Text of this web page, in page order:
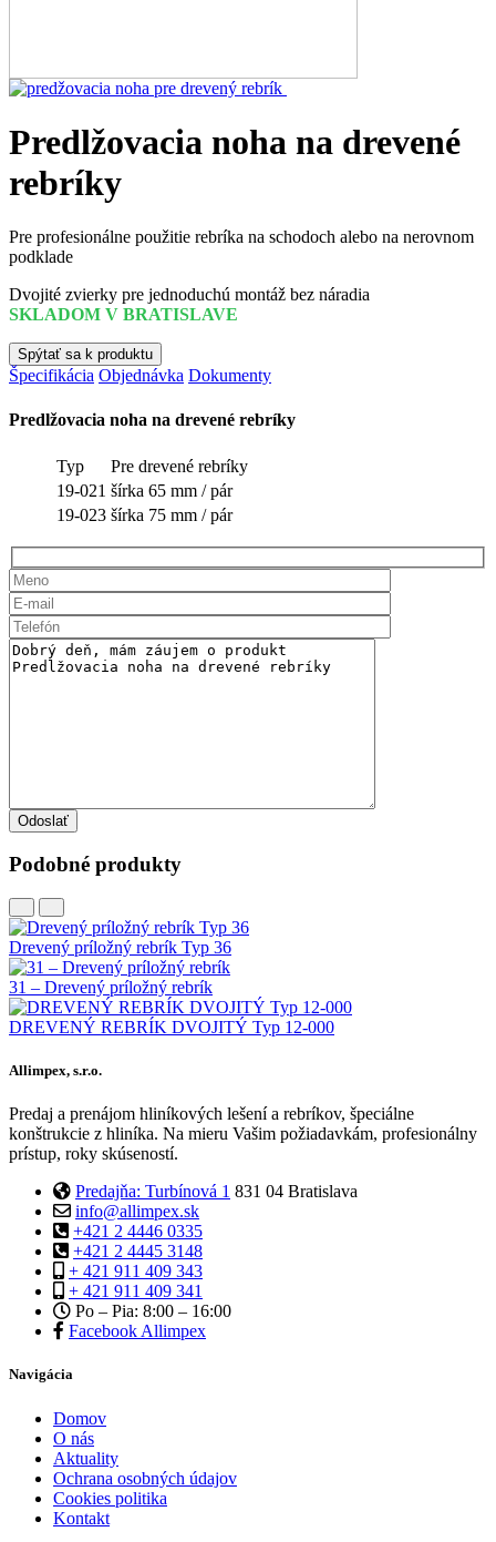
Predlžovacia noha na drevené
rebríky
Pre profesionálne použitie rebríka na schodoch alebo na nerovnom
podklade
Dvojité zvierky pre jednoduchú montáž bez náradia
SKLADOM V BRATISLAVE
Spýtať sa k produktu
Špecifikácia Objednávka Dokumenty
Predlžovacia noha na drevené rebríky
Typ
Pre drevené rebríky
19-021 šírka 65 mm / pár
19-023 šírka 75 mm / pár
Odoslať
Podobné produkty
Drevený príložný rebrík Typ 36
31 – Drevený príložný rebrík
DREVENÝ REBRÍK DVOJITÝ Typ 12-000
Allimpex, s.r.o.
Predaj a prenájom hliníkových lešení a rebríkov, špeciálne
konštrukcie z hliníka. Na mieru Vašim požiadavkám, profesionálny
prístup, roky skúseností.
Predajňa: Turbínová 1 831 04 Bratislava
info@allimpex.sk
+421 2 4446 0335
+421 2 4445 3148
+ 421 911 409 343
+ 421 911 409 341
Po – Pia: 8:00 – 16:00
Facebook Allimpex
Navigácia
Domov
O nás
Aktuality
Ochrana osobných údajov
Cookies politika
Kontakt